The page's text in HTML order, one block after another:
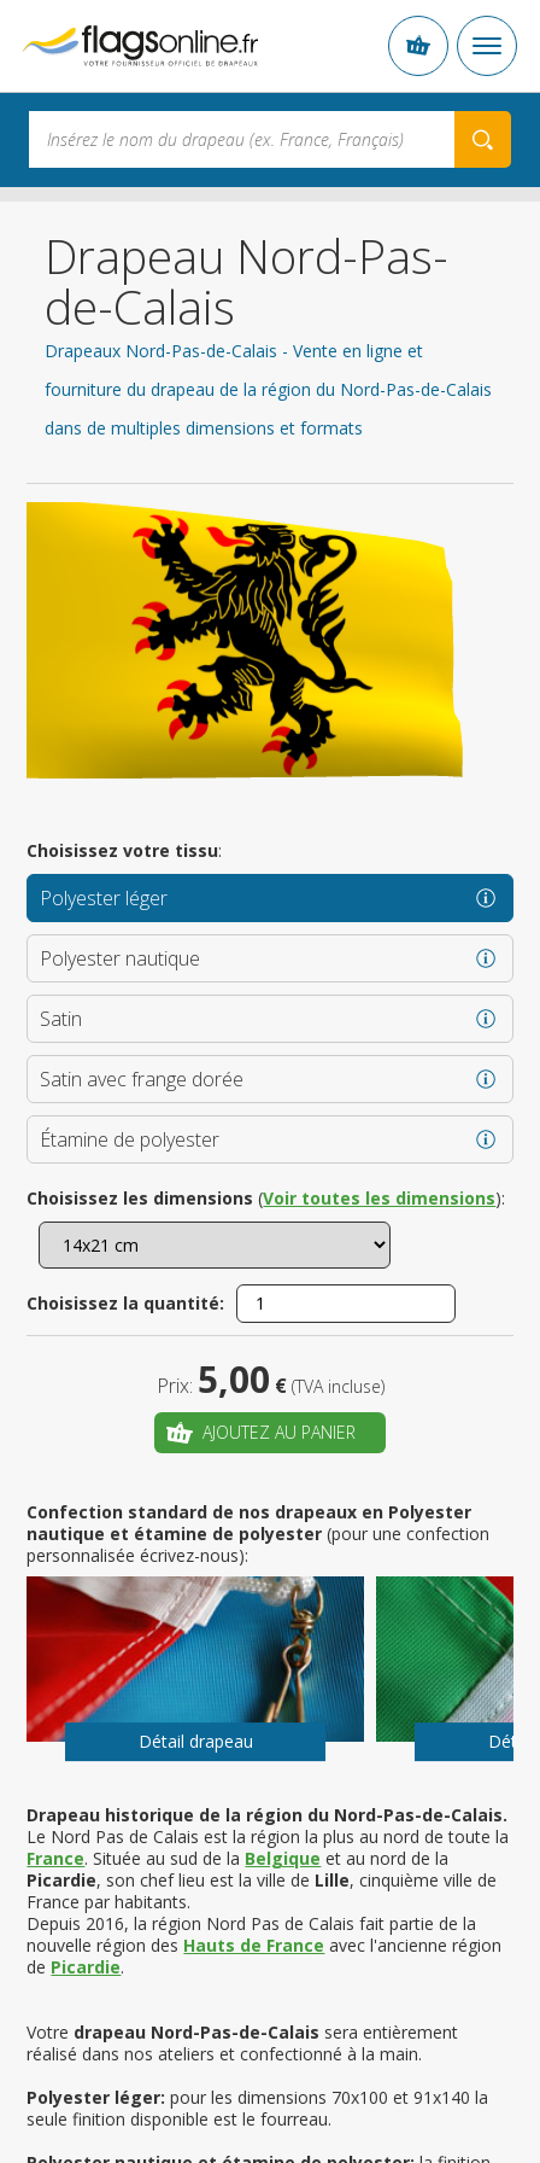
Drapeau Nord-Pas-
de-Calais
Drapeaux Nord-Pas-de-Calais - Vente en ligne et
fourniture du drapeau de la région du Nord-Pas-de-Calais
dans de multiples dimensions et formats
Drapeau historique de la région du Nord-Pas-de-Calais.
Le Nord Pas de Calais est la région la plus au nord de toute la
France. Située au sud de la Belgique et au nord de la
Picardie, son chef lieu est la ville de Lille, cinquième ville de
France par habitants.
Depuis 2016, la région Nord Pas de Calais fait partie de la
nouvelle région des Hauts de France avec l'ancienne région
de Picardie.
Votre drapeau Nord-Pas-de-Calais sera entièrement
réalisé dans nos ateliers et confectionné à la main.
Polyester léger: pour les dimensions 70x100 et 91x140 la
seule finition disponible est le fourreau.
Choisissez votre tissu:
Polyester léger
Polyester nautique
Satin
Satin avec frange dorée
Étamine de polyester
Choisissez les dimensions (Voir toutes les dimensions):
Choisissez la quantité:
Prix: 5,00 € (TVA incluse)
AJOUTEZ AU PANIER
Confection standard de nos drapeaux en Polyester
nautique et étamine de polyester(pour une confection
personnalisée écrivez-nous):
Détail drapeau Détail